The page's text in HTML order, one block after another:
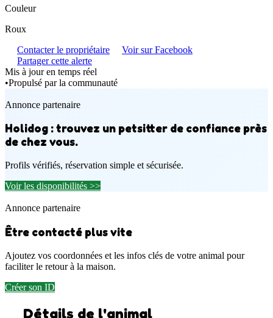
Couleur
Roux
Contacter le propriétaire
Voir sur Facebook
Partager cette alerte
Mis à jour en temps réel
•Propulsé par la communauté
Annonce partenaire
Holidog : trouvez un petsitter de confiance près
de chez vous.
Profils vérifiés, réservation simple et sécurisée.
Voir les disponibilités >>
Annonce partenaire
Être contacté plus vite
Ajoutez vos coordonnées et les infos clés de votre animal pour
faciliter le retour à la maison.
Créer son ID
Détails de l'animal